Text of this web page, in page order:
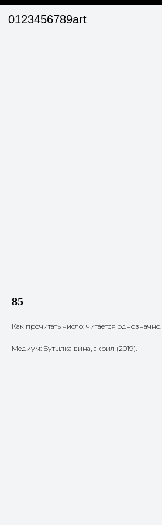
0123456789art
85
Как прочитать число: читается однозначно.
Медиум: Бутылка вина, акрил (2019).